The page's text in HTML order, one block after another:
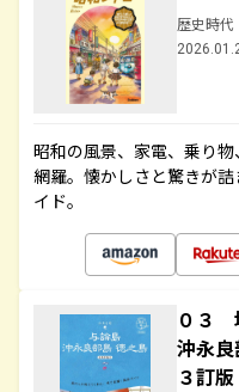
歴史時代
昭和の風景、家電、乗り
網羅。懐かしさと驚きが
イド。
０３
沖永
３訂版